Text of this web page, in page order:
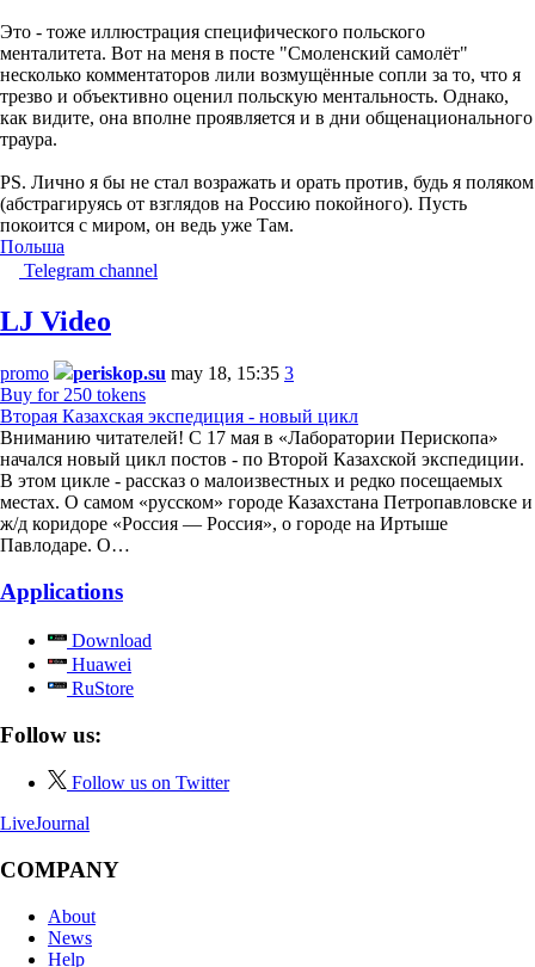
Это - тоже иллюстрация специфического польского
менталитета. Вот на меня в посте "Смоленский самолёт"
несколько комментаторов лили возмущённые сопли за то, что я
трезво и объективно оценил польскую ментальность. Однако,
как видите, она вполне проявляется и в дни общенационального
траура.
PS. Лично я бы не стал возражать и орать против, будь я поляком
(абстрагируясь от взглядов на Россию покойного). Пусть
покоится с миром, он ведь уже Там.
Польша
Telegram channel
LJ Video
promo periskop.su may 18, 15:35 3
Buy for 250 tokens
Вторая Казахская экспедиция - новый цикл
Вниманию читателей! С 17 мая в «Лаборатории Перископа»
начался новый цикл постов - по Второй Казахской экспедиции.
В этом цикле - рассказ о малоизвестных и редко посещаемых
местах. О самом «русском» городе Казахстана Петропавловске и
ж/д коридоре «Россия — Россия», о городе на Иртыше
Павлодаре. О…
Applications
Download
Huawei
RuStore
Follow us:
Follow us on Twitter
LiveJournal
COMPANY
About
News
Help